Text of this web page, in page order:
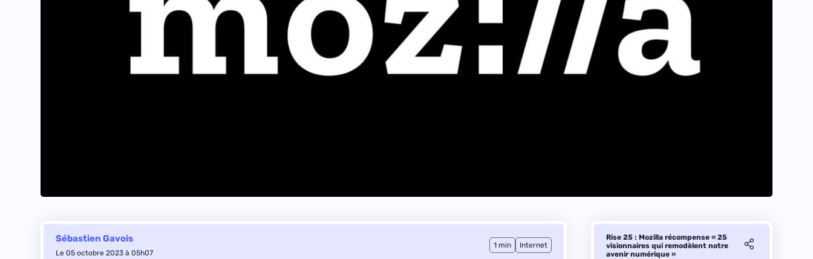
Sébastien Gavois
Le 05 octobre 2023 à 05h07
1 min Internet
Rise 25 : Mozilla récompense « 25
visionnaires qui remodèlent notre
avenir numérique »